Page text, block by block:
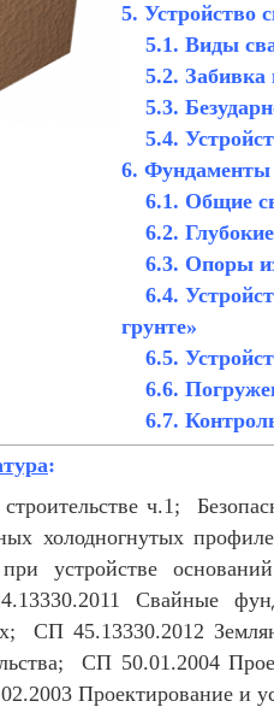
5. Устройство
5.1. Виды
5.2. Забивка
5.3.
5.4.
6. Фундаменты
6.1. Общие
6.2.
6.3. Опоры
6.4.
грунте»
6.5.
6.6.
6.7.
:
ч.1;
холодногнутых
при устройстве
Свайные
СП 45.13330.2012
СП 50.01.2004
Проектирование и